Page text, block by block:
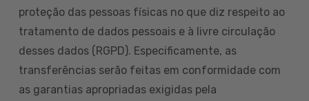
proteção das pessoas físicas no que diz respeito ao
tratamento de dados pessoais e à livre circulação
desses dados (RGPD). Especificamente, as
transferências serão feitas em conformidade com
as garantias apropriadas exigidas pela